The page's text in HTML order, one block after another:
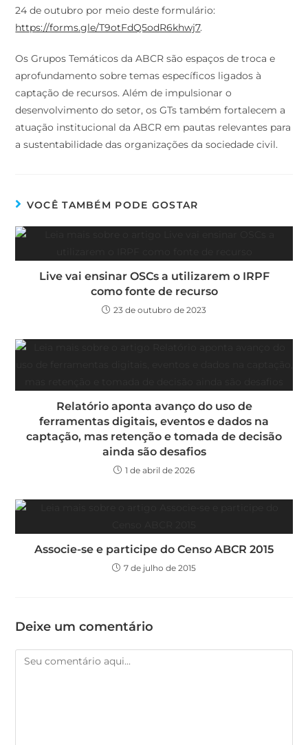
24 de outubro por meio deste formulário:
https://forms.gle/T9otFdQ5odR6khwj7.
Os Grupos Temáticos da ABCR são espaços de troca e
aprofundamento sobre temas específicos ligados à
captação de recursos. Além de impulsionar o
desenvolvimento do setor, os GTs também fortalecem a
atuação institucional da ABCR em pautas relevantes para
a sustentabilidade das organizações da sociedade civil.
VOCÊ TAMBÉM PODE GOSTAR
Live vai ensinar OSCs a utilizarem o IRPF
como fonte de recurso
23 de outubro de 2023
Relatório aponta avanço do uso de
ferramentas digitais, eventos e dados na
captação, mas retenção e tomada de decisão
ainda são desafios
1 de abril de 2026
Associe-se e participe do Censo ABCR 2015
7 de julho de 2015
Deixe um comentário